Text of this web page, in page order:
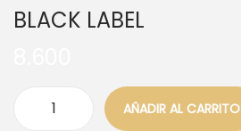
BLACK LABEL
AÑADIR AL CARRITO